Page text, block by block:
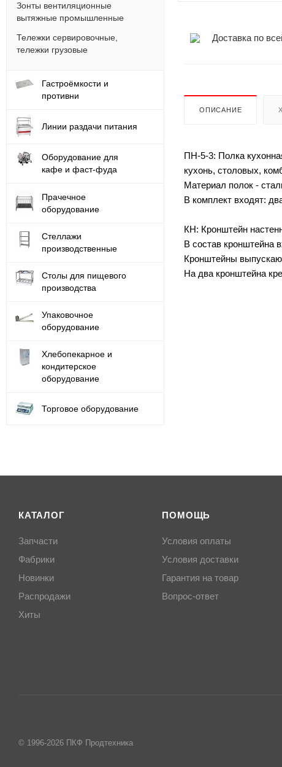
Доставка по
ОПИСАНИЕ
ПН-5-3: Полка
кухонь, столовых,
Материал полок -
В комплект входят:
КН: Кронштейн
В состав кронштейна
Кронштейны
На два кронштейна
Зонты вентиляционные
вытяжные промышленные
Тележки сервировочные,
тележки грузовые
Гастроёмкости и
противни
Линии раздачи питания
Оборудование для
кафе и фаст-фуда
Прачечное
оборудование
Стеллажи
производственные
Столы для пищевого
производства
Упаковочное
оборудование
Хлебопекарное и
кондитерское
оборудование
Торговое оборудование
КАТАЛОГ
Запчасти
Фабрики
Новинки
Распродажи
Хиты
ПОМОЩЬ
Условия оплаты
Условия доставки
Гарантия на товар
Вопрос-ответ
© 1996-2026 ПКФ Продтехника